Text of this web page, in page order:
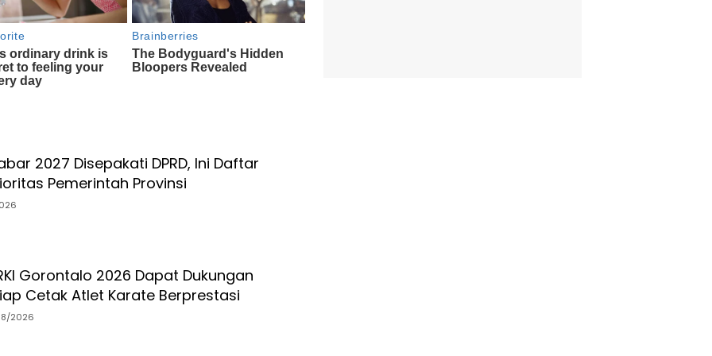
2027 Disepakati DPRD, Ini Daftar
Pemerintah Provinsi
Gorontalo 2026 Dapat Dukungan
Cetak Atlet Karate Berprestasi
2026